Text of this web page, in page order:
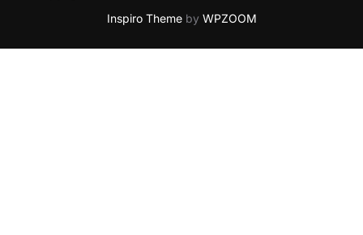
Inspiro Themeby WPZOOM